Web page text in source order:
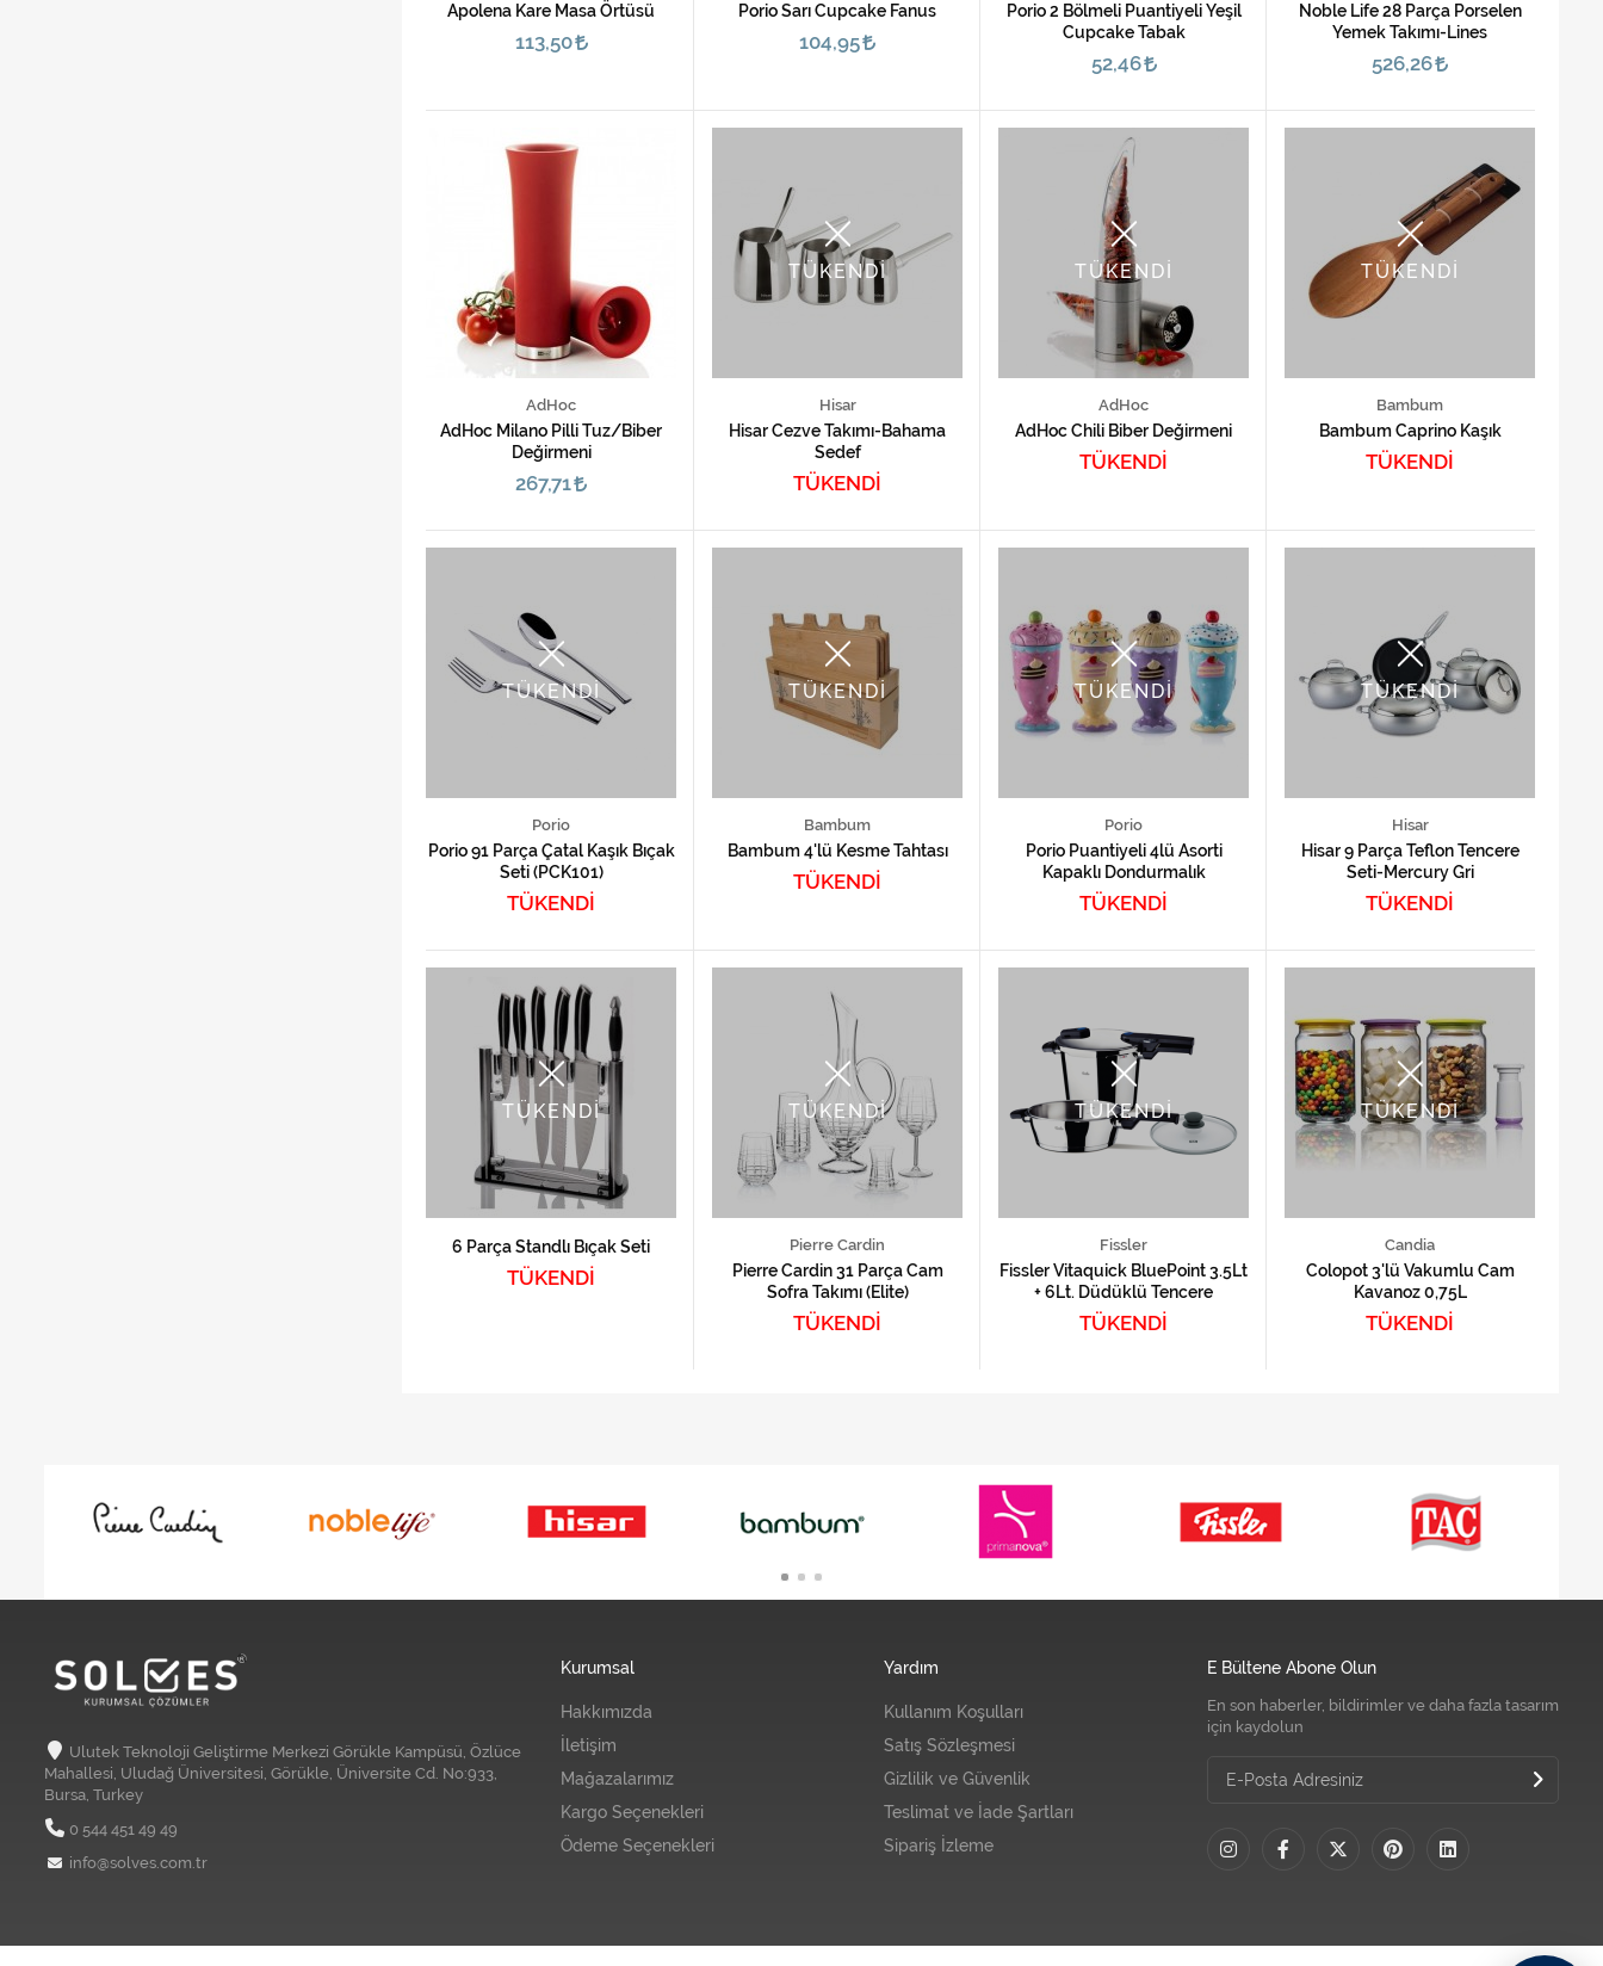
Apolena Kare Masa Örtüsü
113,50
Porio Sarı Cupcake Fanus
104,95
Porio 2 Bölmeli Puantiyeli Yeşil
Cupcake Tabak
52,46
Noble Life 28 Parça Porselen
Yemek Takımı-Lines
526,26
AdHoc
AdHoc Milano Pilli Tuz/Biber
Değirmeni
267,71
TÜKENDİ
Hisar
Hisar Cezve Takımı-Bahama
Sedef
TÜKENDİ
TÜKENDİ
AdHoc
AdHoc Chili Biber Değirmeni
TÜKENDİ
TÜKENDİ
Bambum
Bambum Caprino Kaşık
TÜKENDİ
TÜKENDİ
Porio
Porio 91 Parça Çatal Kaşık Bıçak
Seti (PCK101)
TÜKENDİ
TÜKENDİ
Bambum
Bambum 4'lü Kesme Tahtası
TÜKENDİ
TÜKENDİ
Porio
Porio Puantiyeli 4lü Asorti
Kapaklı Dondurmalık
TÜKENDİ
TÜKENDİ
Hisar
Hisar 9 Parça Teflon Tencere
Seti-Mercury Gri
TÜKENDİ
TÜKENDİ
6 Parça Standlı Bıçak Seti
TÜKENDİ
TÜKENDİ
Pierre Cardin
Pierre Cardin 31 Parça Cam
Sofra Takımı (Elite)
TÜKENDİ
TÜKENDİ
Fissler
Fissler Vitaquick BluePoint 3.5Lt
+ 6Lt. Düdüklü Tencere
TÜKENDİ
TÜKENDİ
Candia
Colopot 3'lü Vakumlu Cam
Kavanoz 0,75L
TÜKENDİ
Ulutek Teknoloji Geliştirme Merkezi Görükle Kampüsü, Özlüce
Mahallesi, Uludağ Üniversitesi, Görükle, Üniversite Cd. No:933,
Bursa, Turkey
0 544 451 49 49
info@solves.com.tr
E Bültene Abone Olun
En son haberler, bildirimler ve daha fazla tasarım
için kaydolun
Kurumsal
Hakkımızda
İletişim
Mağazalarımız
Kargo Seçenekleri
Ödeme Seçenekleri
Yardım
Kullanım Koşulları
Satış Sözleşmesi
Gizlilik ve Güvenlik
Teslimat ve İade Şartları
Sipariş İzleme